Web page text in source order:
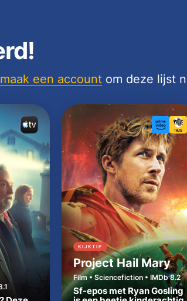
maak een account om deze lijst
KIJKTIP
Project Hail Mary
Film • Sciencefiction • IMDb 8.2
Sf-epos met Ryan Gosling